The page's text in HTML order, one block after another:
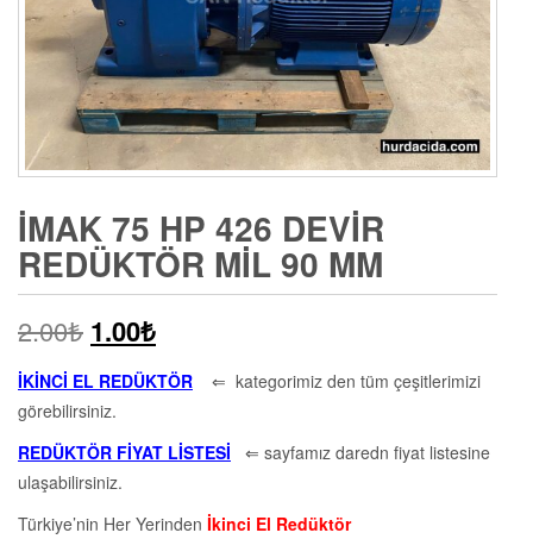
İMAK 75 HP 426 DEVIR
REDÜKTÖR MIL 90 MM
2.00₺ 1.00₺
İKİNCİ EL REDÜKTÖR ⇐ kategorimiz den tüm çeşitlerimizi
görebilirsiniz.
REDÜKTÖR FİYAT LİSTESİ ⇐ sayfamız daredn fiyat listesine
ulaşabilirsiniz.
Türkiye’nin Her Yerinden İkinci El Redüktör